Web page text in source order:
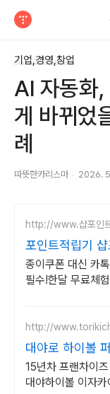
기업,경영,창업
AI 자동화,
게 바뀌었
례
따뜻한카리스마 2026.
http://www.샵포인
포인트적립기
종이쿠폰 대신 카
필수!한달 무료체
http://
대야로 하이볼
창업 망설이시
15년차 프랜차이
대야하이볼 이자